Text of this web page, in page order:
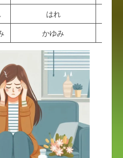
はれ
かゆみ